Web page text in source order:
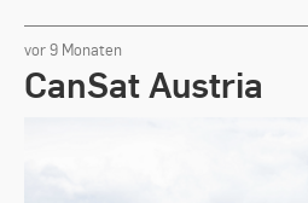
oder
Anfangsbuchstabe.
vor 9 Monaten
CanSat Austria